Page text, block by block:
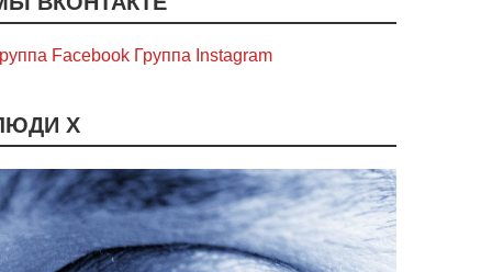
Facebook Группа Instagram
Х